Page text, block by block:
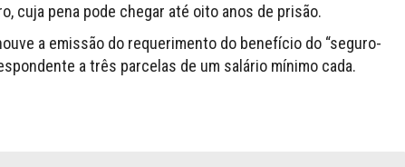
cuja pena pode chegar até oito anos de prisão.
a emissão do requerimento do benefício do “seguro-
a três parcelas de um salário mínimo cada.